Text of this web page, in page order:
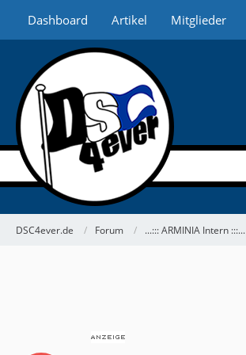
Dashboard Artikel Mitglieder
DSC4ever.de Forum ...::: ARMINIA Intern :::...